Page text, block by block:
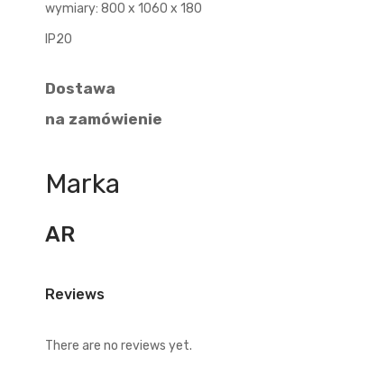
wymiary: 800 x 1060 x 180
IP20
Dostawa
na zamówienie
Marka
AR
Reviews
There are no reviews yet.